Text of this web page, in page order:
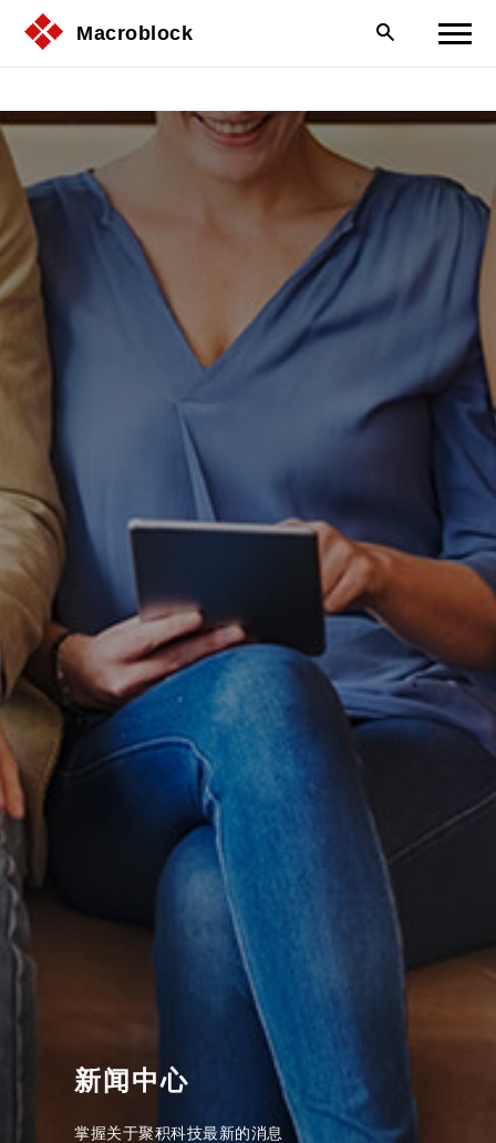
Macroblock
新闻中心
掌握关于聚积科技最新的消息